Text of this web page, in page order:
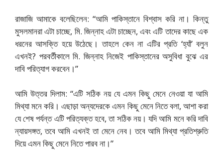
রাজাজি আমাকে বলেছিলেন: “আমি পাকিস্তানে বিশ্বাস করি না। কিন্তু
মুসলমানরা এটা চাচ্ছে, মি. জিন্নাহ এটা চাচ্ছেন, এবং এটি তাদের কাছে এক
ধরনের আসক্তি হয়ে উঠেছে। তাহলে কেন না এটির প্রতি ‘হ্যাঁ’ বলুন
এখনই? পরবর্তীকালে মি. জিন্নাহ নিজেই পাকিস্তানের অসুবিধা বুঝে এর
দাবি পরিত্যাগ করবেন।”
আমি উত্তর দিলাম: “এটি সঠিক নয় যে এমন কিছু মেনে নেওয়া যা আমি
মিথ্যা মনে করি। এছাড়া অন্যদেরকে এমন কিছু মেনে নিতে বলা, আশা করা
যে শেষ পর্যন্ত এটি পরিত্যক্ত হবে, তা সঠিক নয়। যদি আমি মনে করি দাবি
ন্যায়সঙ্গত, তবে আমি এখনই তা মেনে নেব। তবে আমি মিথ্যা প্রতিশ্রুতি
দিয়ে এমন কিছু মেনে নিতে পারব না।”